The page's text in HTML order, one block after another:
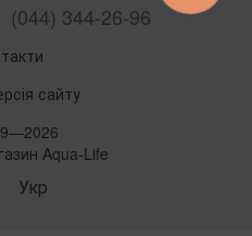
(044) 344-26-96
сайту
Aqua-Life
Укр